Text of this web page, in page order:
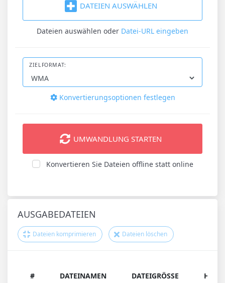
DATEIEN AUSWÄHLEN
Dateien auswählen oder Datei-URL eingeben
ZIELFORMAT:
Konvertierungsoptionen festlegen
UMWANDLUNG STARTEN
Konvertieren Sie Dateien offline statt online
AUSGABEDATEIEN
Dateien komprimieren Dateien löschen
# DATEINAMEN DATEIGRÖSSE